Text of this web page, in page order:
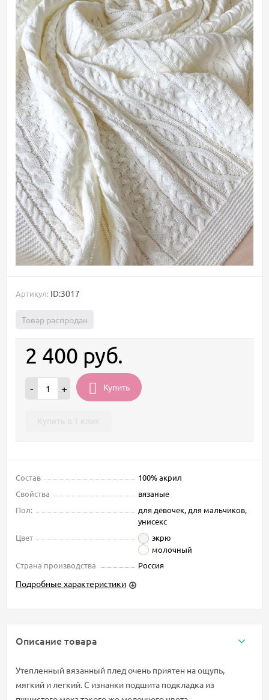
Артикул: ID:3017
Товар распродан
2 400 руб.
- + Купить
Состав
100% акрил
Свойства
вязаные
Пол:
для девочек, для мальчиков,
унисекс
Цвет
экрю
молочный
Страна производства
Россия
Подробные характеристики
Описание товара
Утепленный вязанный плед очень приятен на ощупь,
мягкий и легкий. С изнанки подшита подкладка из